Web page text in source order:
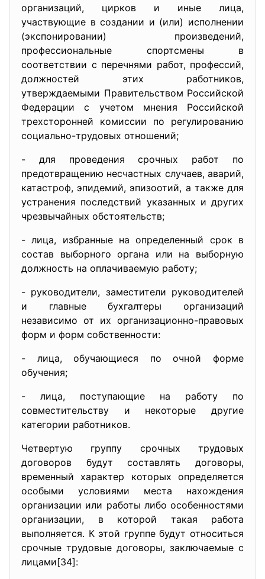
организаций, цирков и иные лица,
участвующие в создании и (или) исполнении
(экспонировании) произведений,
профессиональные спортсмены в
соответствии с перечнями работ, профессий,
должностей этих работников,
утверждаемыми Правительством Российской
Федерации с учетом мнения Российской
трехсторонней комиссии по регулированию
социально-трудовых отношений;
- для проведения срочных работ по
предотвращению несчастных случаев, аварий,
катастроф, эпидемий, эпизоотий, а также для
устранения последствий указанных и других
чрезвычайных обстоятельств;
- лица, избранные на определенный срок в
состав выборного органа или на выборную
должность на оплачиваемую работу;
- руководители, заместители руководителей
и главные бухгалтеры организаций
независимо от их организационно-правовых
форм и форм собственности:
- лица, обучающиеся по очной форме
обучения;
- лица, поступающие на работу по
совместительству и некоторые другие
категории работников.
Четвертую группу срочных трудовых
договоров будут составлять договоры,
временный характер которых определяется
особыми условиями места нахождения
организации или работы либо особенностями
организации, в которой такая работа
выполняется. К этой группе будут относиться
срочные трудовые договоры, заключаемые с
лицами[34]: